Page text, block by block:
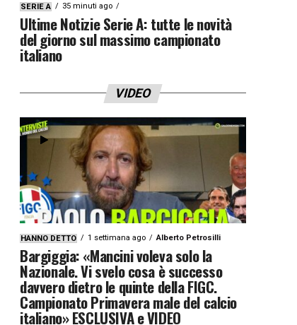
SERIE A 35 minuti ago
Ultime Notizie Serie A: tutte le novità
del giorno sul massimo campionato
italiano
VIDEO
HANNO DETTO 1 settimana ago Alberto Petrosilli
Bargiggia: «Mancini voleva solo la
Nazionale. Vi svelo cosa è successo
davvero dietro le quinte della FIGC.
Campionato Primavera male del calcio
italiano» ESCLUSIVA e VIDEO